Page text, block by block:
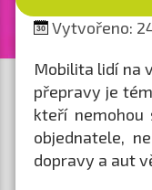
Vytvořeno:
Mobilita lidí na
přepravy je
kteří
objednatele,
dopravy a aut